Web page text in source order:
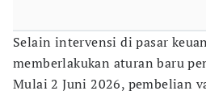
Selain intervensi di pasar
memberlakukan aturan baru
Mulai 2 Juni 2026, pembelian